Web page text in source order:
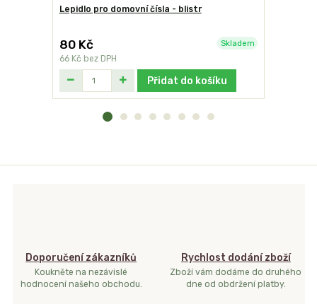
Lepidlo pro domovní čísla - blistr
80 Kč
66 Kč bez DPH
Skladem
Přidat do košíku
Doporučení zákazníků
Koukněte na nezávislé
hodnocení našeho obchodu.
Rychlost dodání zboží
Zboží vám dodáme do druhého
dne od obdržení platby.